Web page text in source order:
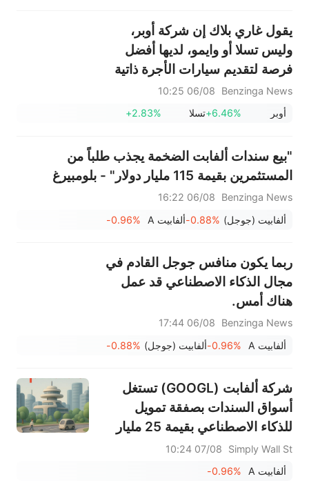
يقول غاري بلاك إن شركة أوبر،
وليس تسلا أو وايمو، لديها أفضل
فرصة لتقديم سيارات الأجرة ذاتية
القيادة للجماهير.
Benzinga News
06/08 10:25
أوبر
+6.46%تسلا +2.83%
"بيع سندات ألفابت الضخمة يجذب طلباً من
المستثمرين بقيمة 115 مليار دولار" - بلومبيرغ
Benzinga News
06/08 16:22
ألفابيت (جوجل) -0.88%ألفابيت A -0.96%
ربما يكون منافس جوجل القادم في
مجال الذكاء الاصطناعي قد عمل
هناك أمس.
Benzinga News
06/08 17:44
ألفابيت A
-0.96%ألفابيت (جوجل) -0.88%
شركة ألفابت (GOOGL) تستغل
أسواق السندات بصفقة تمويل
للذكاء الاصطناعي بقيمة 25 مليار
دولار
Simply Wall St
07/08 10:24
ألفابيت A
-0.96%